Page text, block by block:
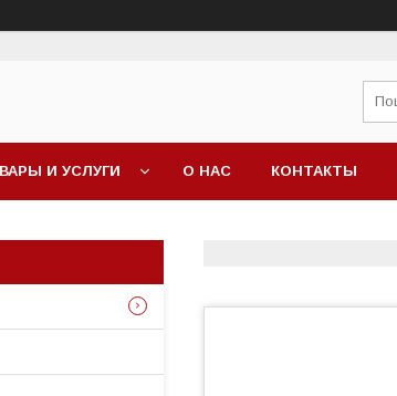
И УСЛУГИ О НАС КОНТАКТЫ